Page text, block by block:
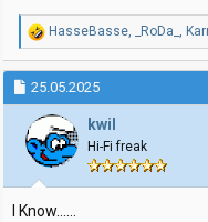
R
e
a
k
s
j
o
n
e
r
:
HasseBasse, _RoDa_ ,
25.05.2025
kwil
Hi-Fi freak
I Know......